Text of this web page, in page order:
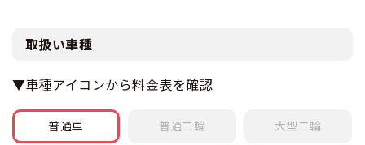
取扱い車種
▼車種アイコンから料金表を確認
普通車 普通二輪 大型二輪